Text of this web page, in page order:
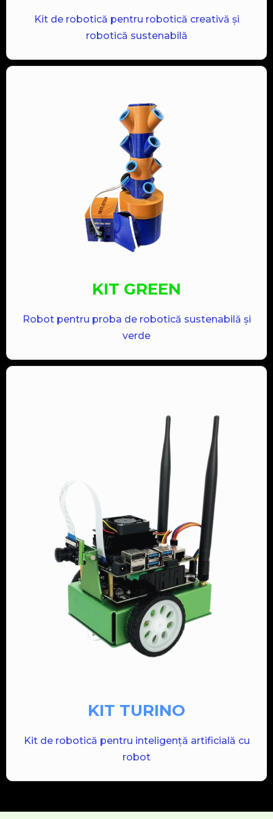
Kit de robotică pentru robotică creativă și
robotică sustenabilă
KIT GREEN
Robot pentru proba de robotică sustenabilă și
verde
KIT TURINO
Kit de robotică pentru inteligență artificială cu
robot